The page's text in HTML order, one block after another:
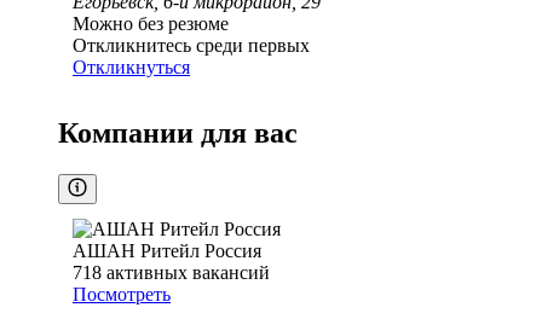
Можно без резюме
Откликнитесь среди первых
Откликнуться
Компании для вас
АШАН Ритейл Россия
718 активных вакансий
Посмотреть